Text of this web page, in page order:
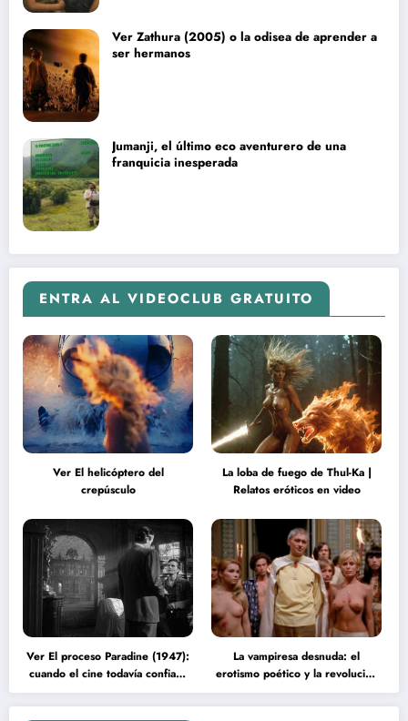
Ver Zathura (2005) o la odisea de aprender a
ser hermanos
Jumanji, el último eco aventurero de una
franquicia inesperada
ENTRA AL VIDEOCLUB GRATUITO
Ver El helicóptero del
crepúsculo
La loba de fuego de Thul-Ka |
Relatos eróticos en video
Ver El proceso Paradine (1947):
cuando el cine todavía confiaba
en la inteligencia del espectador
La vampiresa desnuda: el
erotismo poético y la revolución
psicodélica de Jean Rollin